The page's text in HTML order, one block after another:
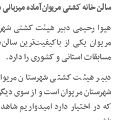
سالن خانه کشتی مریوان آماده
هیوا رحیمی دبیر هیئت کشتی
مریوان یکی از باکیفیت‌ترین
مسابقات استانی و کشوری را دارد.
دبیر هیئت کشتی شهرستان
شهرستان مریوان است و از سوی
که در اختیار دارد امیدواریم